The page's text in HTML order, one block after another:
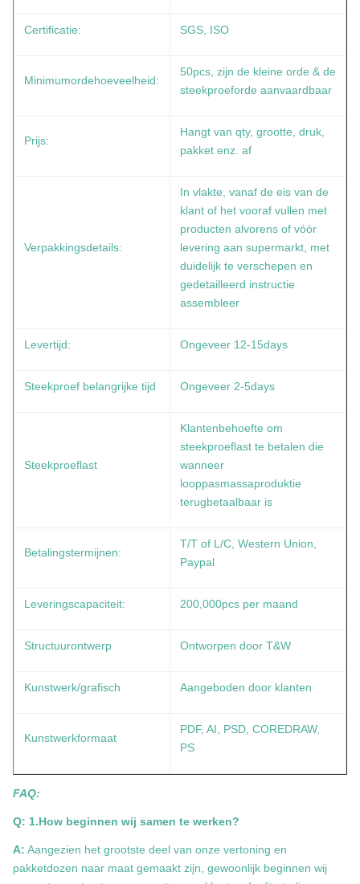
Certificatie: SGS, ISO
Minimumordehoeveelheid:
50pcs, zijn de kleine orde & de
steekproeforde aanvaardbaar
Prijs:
Hangt van qty, grootte, druk,
pakket enz. af
Verpakkingsdetails:
In vlakte, vanaf de eis van de
klant of het vooraf vullen met
producten alvorens of vóór
levering aan supermarkt, met
duidelijk te verschepen en
gedetailleerd instructie
assembleer
Levertijd: Ongeveer 12-15days
Steekproef belangrijke tijd Ongeveer 2-5days
Steekproeflast
Klantenbehoefte om
steekproeflast te betalen die
wanneer
looppasmassaproduktie
terugbetaalbaar is
Betalingstermijnen:
T/T of L/C, Western Union,
Paypal
Leveringscapaciteit: 200,000pcs per maand
Structuurontwerp Ontworpen door T&W
Kunstwerk/grafisch Aangeboden door klanten
Kunstwerkformaat
PDF, AI, PSD, COREDRAW,
PS
FAQ:
Q: 1.How beginnen wij samen te werken?
A: Aangezien het grootste deel van onze vertoning en
pakketdozen naar maat gemaakt zijn, gewoonlijk beginnen wij